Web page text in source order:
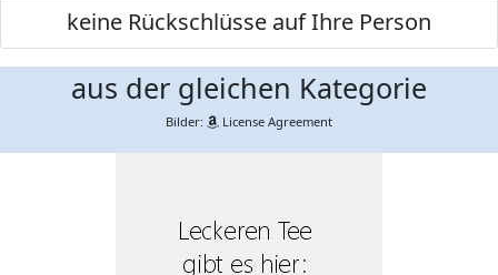
keine Rückschlüsse auf Ihre Person
aus der gleichen Kategorie
Bilder: License Agreement